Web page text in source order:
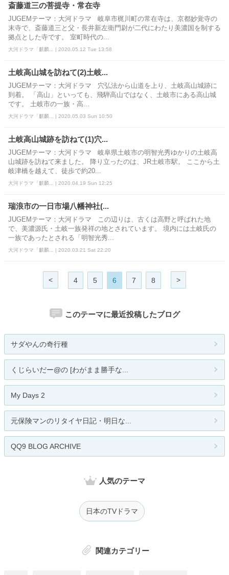
斎藤道三の菩提寺・常在寺
JUGEMテーマ：大河ドラマ 岐阜市梶川町の常在寺は、京都妙覚寺の
末寺で、斎藤道三と父・長井新左衛門尉が二代にわたり美濃国を制する
拠点とした寺です。 室町時代の...
大河ドラマ「麒麟... | 2020.05.12 Tue 13:58
土岐高山城を訪ねて(2)土岐...
JUGEMテーマ：大河ドラマ 穴弘法から山道を上り、土岐高山城跡に
到着。 「高山」といっても、飛騨高山ではなく、土岐市にある高山城
です。 土岐市の一族・高...
大河ドラマ「麒麟... | 2020.05.03 Sun 10:50
土岐高山城跡を訪ねて(1)穴...
JUGEMテーマ：大河ドラマ 岐阜県土岐市の明智光秀ゆかりの土岐高
山城跡を訪ねて来ました。 降り立ったのは、JR土岐市駅。 ここから土
岐津橋を越えて、徒歩で約20...
大河ドラマ「麒麟... | 2020.04.19 Sun 12:25
瑞浪市の一日市場八幡神社(...
JUGEMテーマ：大河ドラマ この辺りは、古くは高野と呼ばれた地
で、美濃源氏・土岐一族発祥の地とされています。 境内には土岐氏の
一族であったとされる「明智光秀...
大河ドラマ「麒麟... | 2020.03.21 Sat 22:20
< 4 5 6 7 8 >
このテーマに最近投稿したブログ
サダやんの奇行種
くじらいだー@の [わがまま勝手な...
My Days 2
元保険マンのリタイヤ日記・明日な...
QQ9 BLOG ARCHIVE
人気のテーマ
日本のTVドラマ
関連カテゴリー